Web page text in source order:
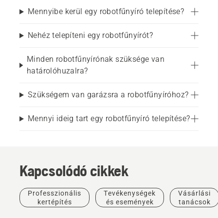
Mennyibe kerül egy robotfűnyíró telepítése?
Nehéz telepíteni egy robotfűnyírót?
Minden robotfűnyírónak szüksége van
határolóhuzalra?
Szükségem van garázsra a robotfűnyíróhoz?
Mennyi ideig tart egy robotfűnyíró telepítése?
Kapcsolódó cikkek
Professzionális
kertépítés
Tevékenységek
és események
Vásárlási
tanácsok
Tanácsok